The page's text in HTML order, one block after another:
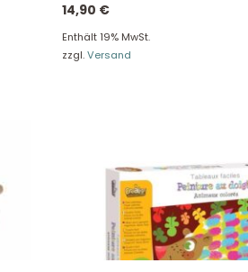
14,90 €
Enthält 19% MwSt.
zzgl.Versand
Zahlungsarten
AGB
in Haan Design byZeitansicht®